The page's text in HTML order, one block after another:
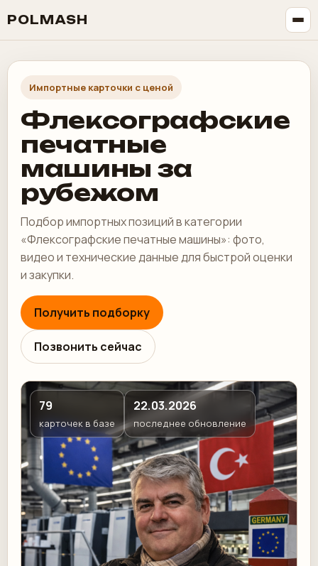
POLMASH
Импортные карточки с ценой
Флексографские
печатные
машины за
рубежом
Подбор импортных позиций в категории
«Флексографские печатные машины»: фото,
видео и технические данные для быстрой оценки
и закупки.
Получить подборку
Позвонить сейчас
79
карточек в базе
22.03.2026
последнее обновление